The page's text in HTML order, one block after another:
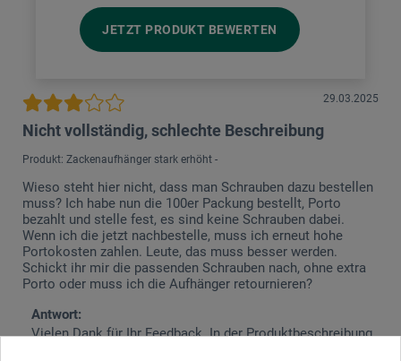
JETZT PRODUKT BEWERTEN
29.03.2025
Nicht vollständig, schlechte Beschreibung
Produkt: Zackenaufhänger stark erhöht -
Wieso steht hier nicht, dass man Schrauben dazu bestellen
muss? Ich habe nun die 100er Packung bestellt, Porto
bezahlt und stelle fest, es sind keine Schrauben dabei.
Wenn ich die jetzt nachbestelle, muss ich erneut hohe
Portokosten zahlen. Leute, das muss besser werden.
Schickt ihr mir die passenden Schrauben nach, ohne extra
Porto oder muss ich die Aufhänger retournieren?
Antwort:
Vielen Dank für Ihr Feedback. In der Produktbeschreibung